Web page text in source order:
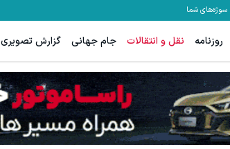
سوژه‌های شما
روزنامه نقل و انتقالات جام جهانی گزارش تصویری
ترید EURUSD با اسپرد از صفر پیپ